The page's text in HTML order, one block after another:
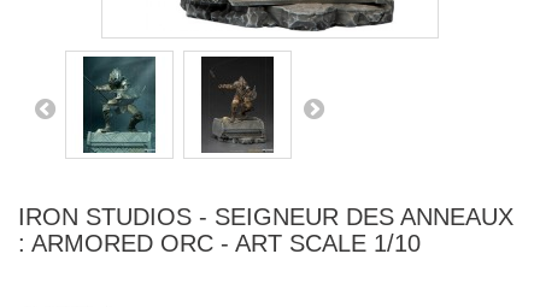
IRON STUDIOS - SEIGNEUR DES ANNEAUX
: ARMORED ORC - ART SCALE 1/10